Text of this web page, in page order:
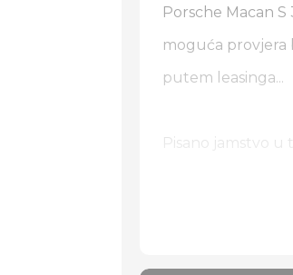
Porsche Macan
moguća provjera
putem leasinga...
Pisano jamstvo u